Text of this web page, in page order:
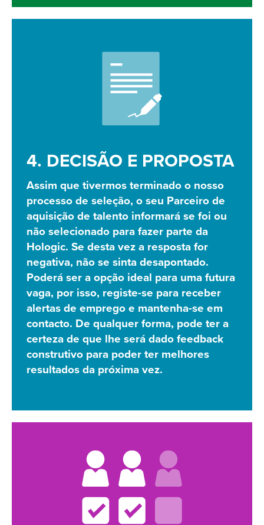
4. DECISÃO E PROPOSTA
Assim que tivermos terminado o nosso
processo de seleção, o seu Parceiro de
aquisição de talento informará se foi ou
não selecionado para fazer parte da
Hologic. Se desta vez a resposta for
negativa, não se sinta desapontado.
Poderá ser a opção ideal para uma futura
vaga, por isso, registe-se para receber
alertas de emprego e mantenha-se em
contacto. De qualquer forma, pode ter a
certeza de que lhe será dado feedback
construtivo para poder ter melhores
resultados da próxima vez.